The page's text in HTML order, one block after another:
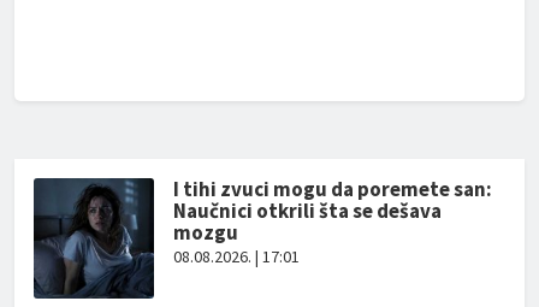
I tihi zvuci mogu da poremete san:
Naučnici otkrili šta se dešava
mozgu
08.08.2026. | 17:01